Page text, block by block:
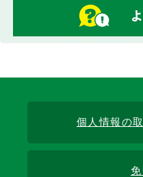
個人情報の